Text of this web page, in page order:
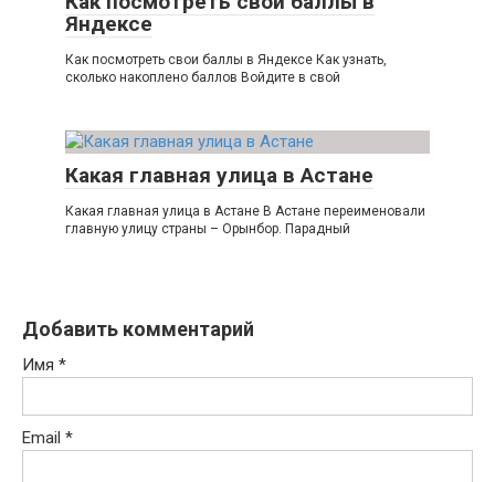
Яндексе
Как посмотреть свои баллы в Яндексе Как узнать,
сколько накоплено баллов Войдите в свой
Какая главная улица в Астане
Какая главная улица в Астане В Астане переименовали
главную улицу страны – Орынбор. Парадный
Добавить комментарий
Имя *
Email *